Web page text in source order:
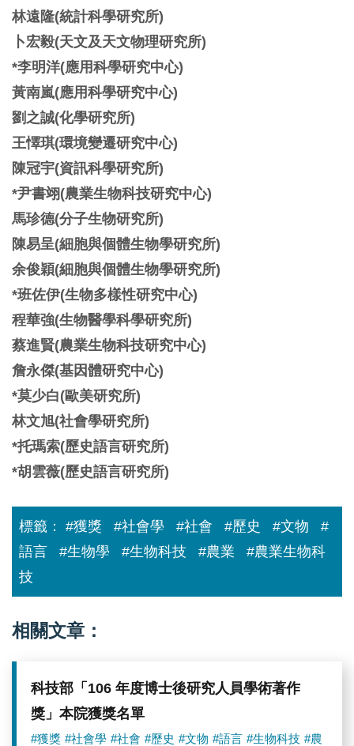
林遠隆(統計科學研究所)
卜宏毅(天文及天文物理研究所)
*李明洋(應用科學研究中心)
黃南嵐(應用科學研究中心)
劉之誠(化學研究所)
王懌琪(環境變遷研究中心)
陳冠宇(資訊科學研究所)
*尹書翊(農業生物科技研究中心)
馬珍德(分子生物研究所)
陳易呈(細胞與個體生物學研究所)
余俊穎(細胞與個體生物學研究所)
*班佐伊(生物多樣性研究中心)
程華強(生物醫學科學研究所)
蔡進賢(農業生物科技研究中心)
詹永傑(基因體研究中心)
*莫少白(歐美研究所)
林文旭(社會學研究所)
*托瑪索(歷史語言研究所)
*胡雲薇(歷史語言研究所)
標籤： #獲獎 #社會學 #社會 #歷史 #文物
#
語言
#生物學 #生物科技 #農業
#農業生物科
技
相關文章：
科技部「106 年度博士後研究人員學術著作
獎」本院獲獎名單
#獲獎 #社會學 #社會 #歷史 #文物 #語言 #生物科技 #農